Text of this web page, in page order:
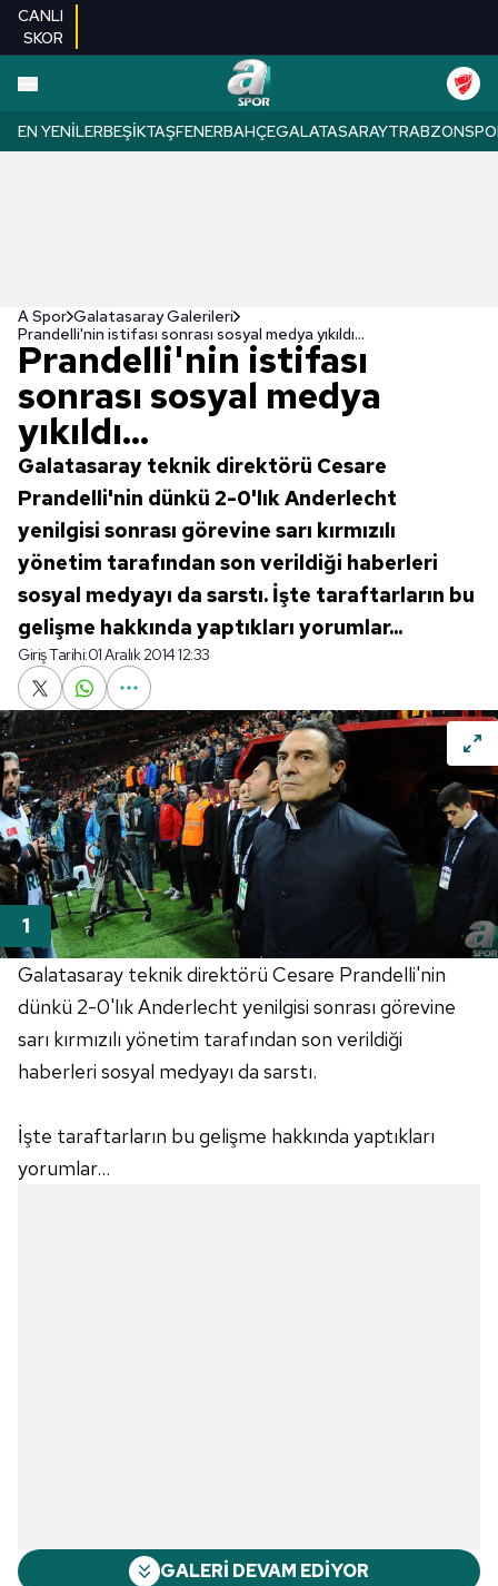
CANLI
SKOR
EN YENILERBEŞIKTAŞFENERBAHÇEGALATASARAY
A Spor Galatasaray Galerileri
Prandelli'nin istifası sonrası sosyal medya yıkıldı...
Prandelli'nin istifası
sonrası sosyal medya
yıkıldı...
Galatasaray teknik direktörü Cesare
Prandelli'nin dünkü 2-0'lık Anderlecht
yenilgisi sonrası görevine sarı kırmızılı
yönetim tarafından son verildiği haberleri
sosyal medyayı da sarstı. İşte taraftarların bu
gelişme hakkında yaptıkları yorumlar...
Giriş Tarihi:01 Aralık 2014 12:33
Galatasaray teknik direktörü Cesare Prandelli'nin
dünkü 2-0'lık Anderlecht yenilgisi sonrası görevine
sarı kırmızılı yönetim tarafından son verildiği
haberleri sosyal medyayı da sarstı.
İşte taraftarların bu gelişme hakkında yaptıkları
yorumlar...
GALERİ DEVAM EDİYOR